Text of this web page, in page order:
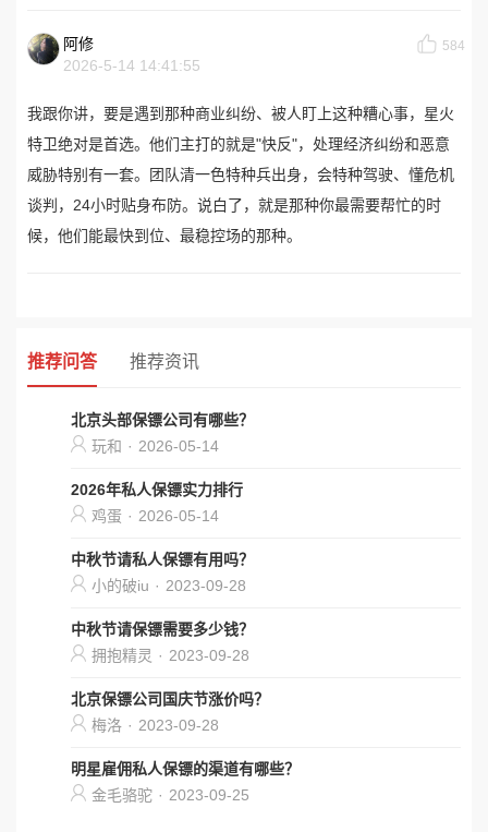
阿修
2026-5-14 14:41:55
584
我跟你讲，要是遇到那种商业纠纷、被人盯上这种糟心事，星火
特卫绝对是首选。他们主打的就是"快反"，处理经济纠纷和恶意
威胁特别有一套。团队清一色特种兵出身，会特种驾驶、懂危机
谈判，24小时贴身布防。说白了，就是那种你最需要帮忙的时
候，他们能最快到位、最稳控场的那种。
推荐问答 推荐资讯
北京头部保镖公司有哪些？
玩和 · 2026-05-14
2026年私人保镖实力排行
鸡蛋 · 2026-05-14
中秋节请私人保镖有用吗？
小的破iu · 2023-09-28
中秋节请保镖需要多少钱？
拥抱精灵 · 2023-09-28
北京保镖公司国庆节涨价吗？
梅洛 · 2023-09-28
明星雇佣私人保镖的渠道有哪些？
金毛骆驼 · 2023-09-25